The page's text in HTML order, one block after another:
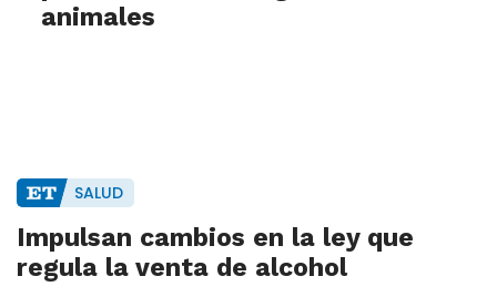
animales
SALUD
Impulsan cambios en la ley que
regula la venta de alcohol